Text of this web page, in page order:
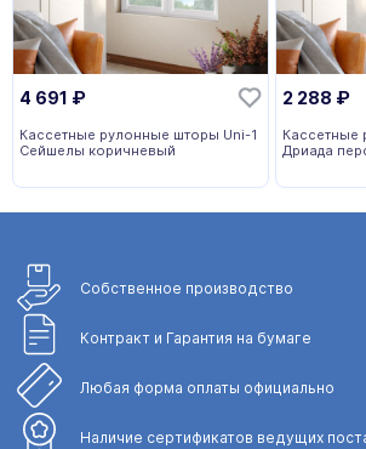
4 691 ₽
Кассетные рулонные шторы Uni-1
Сейшелы коричневый
2 288 ₽
Кассетные
Дриада
Собственное производство
Контракт и Гарантия на бумаге
Любая форма оплаты официально
Наличие сертификатов ведущих